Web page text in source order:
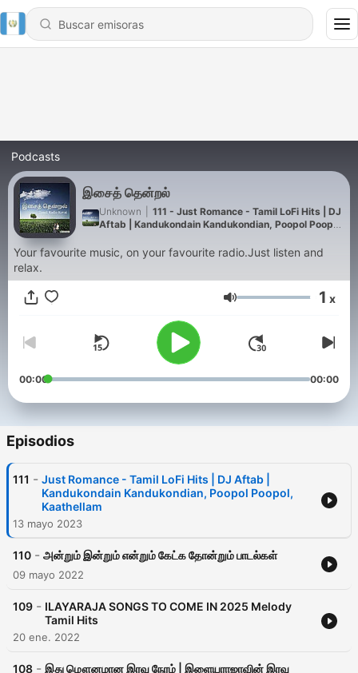
Podcasts
இசைத் தென்றல்
Unknown
111 - Just Romance - Tamil LoFi Hits | DJ
Aftab | Kandukondain Kandukondian, Poopol Poopol,
Your favourite music, on your favourite radio.Just listen and
relax.
Volumen 1 x
00:00 00:00
Episodios
111 - Just Romance - Tamil LoFi Hits | DJ Aftab |
Kandukondain Kandukondian, Poopol Poopol,
Kaathellam
13 mayo 2023
110 - அன்றும் இன்றும் என்றும் கேட்க தோன்றும் பாடல்கள்
09 mayo 2022
109 - ILAYARAJA SONGS TO COME IN 2025 Melody
Tamil Hits
20 ene. 2022
108 - இது மௌனமான இரவு நேரம் | இளையராஜாவின் இரவு